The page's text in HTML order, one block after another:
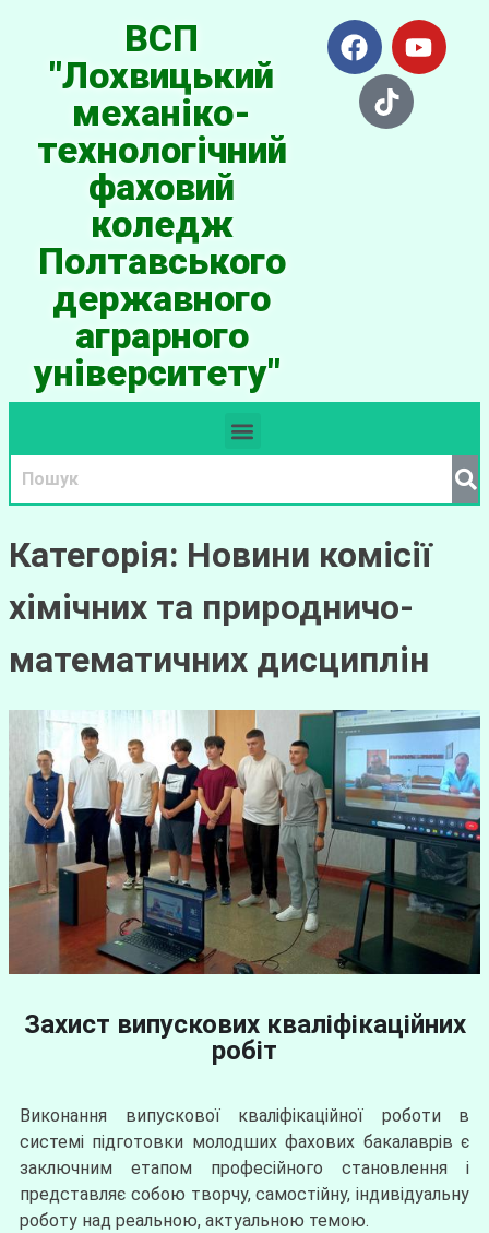
ВСП
"Лохвицький
механіко-
технологічний
фаховий
коледж
Полтавського
державного
аграрного
університету"
Категорія: Новини комісії
хімічних та природничо-
математичних дисциплін
Захист випускових кваліфікаційних
робіт
Виконання випускової кваліфікаційної роботи в
системі підготовки молодших фахових бакалаврів є
заключним етапом професійного становлення і
представляє собою творчу, самостійну, індивідуальну
роботу над реальною, актуальною темою.